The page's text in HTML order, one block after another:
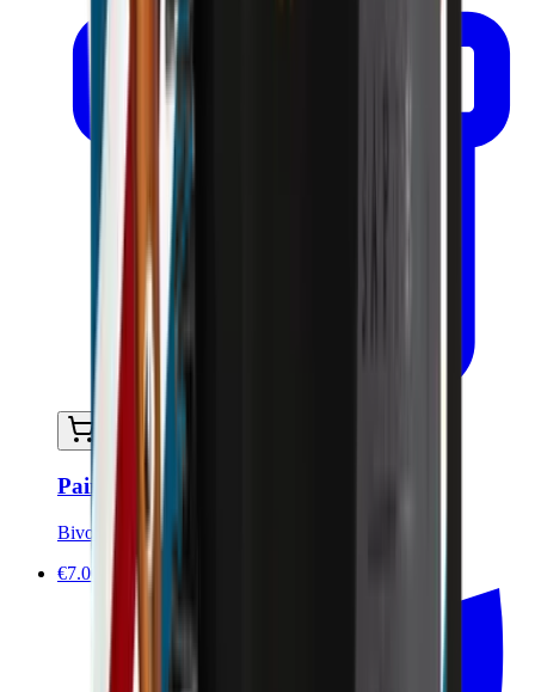
Ajouter au panier
Pain de rasage solide - 90g
Bivouak
€7.00